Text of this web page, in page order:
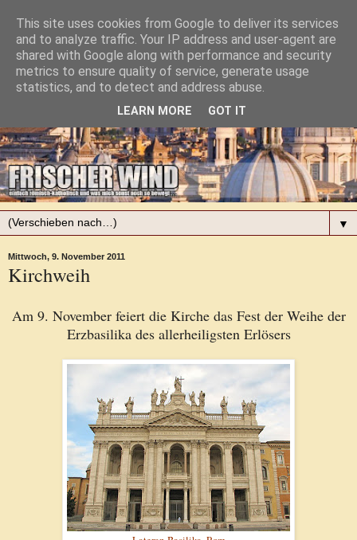
▼
Mittwoch, 9. November 2011
Kirchweih
Am 9. November feiert die Kirche das Fest der Weihe der
Erzbasilika des allerheiligsten Erlösers
This site uses cookies from Google to deliver its services
and to analyze traffic. Your IP address and user-agent are
shared with Google along with performance and security
metrics to ensure quality of service, generate usage
statistics, and to detect and address abuse.
LEARN MORE GOT IT